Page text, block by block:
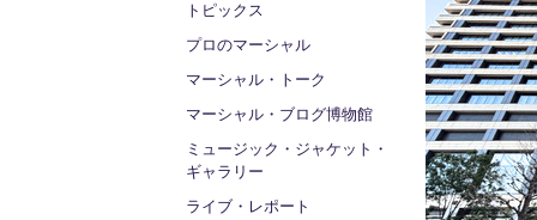
トピックス
プロのマーシャル
マーシャル・トーク
マーシャル・ブログ博物館
ミュージック・ジャケット・
ギャラリー
ライブ・レポート